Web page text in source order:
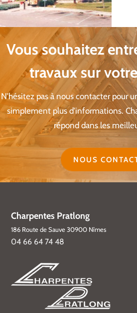
Vous souhaitez
travaux sur
N'hésitez pas à nous contacter pour
simplement plus d'informations.
répond dans les
NOUS
Charpentes Pratlong
186 Route de Sauve 30900 Nîmes
04 66 64 74 48